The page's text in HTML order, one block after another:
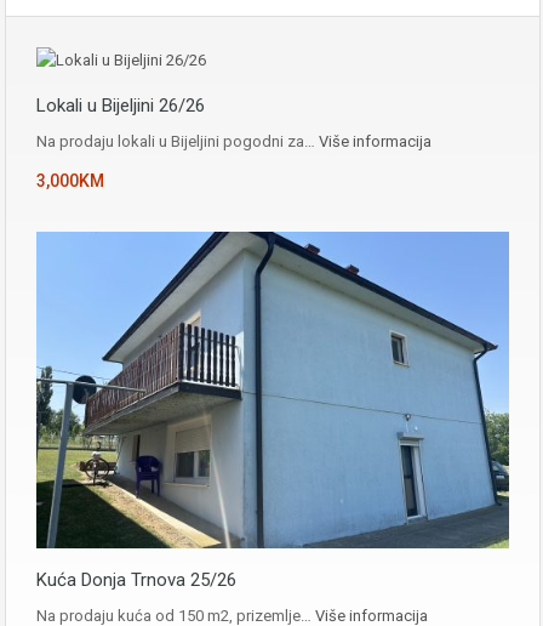
Lokali u Bijeljini 26/26
Na prodaju lokali u Bijeljini pogodni za… Više informacija
3,000KM
Kuća Donja Trnova 25/26
Na prodaju kuća od 150 m2, prizemlje… Više informacija